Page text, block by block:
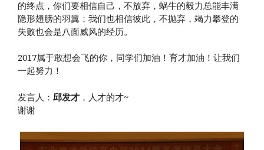
的终点，你们要相信自己，不放弃，蜗牛的毅力总能丰满
隐形翅膀的羽翼；我们也相信彼此，不抛弃，竭力攀登的
失败也会是八面威风的经历。
2017属于敢想会飞的你，同学们加油！育才加油！让我们
一起努力！
发言人： 邱发才 ，人才的才~
谢谢